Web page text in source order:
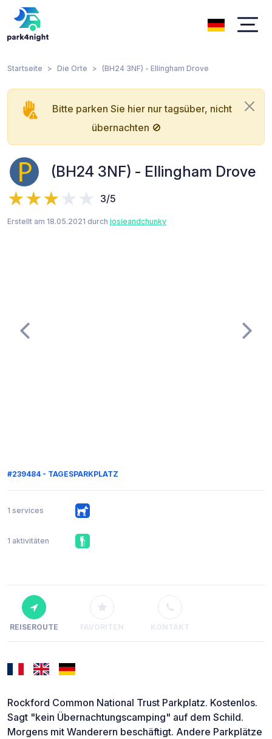
Startseite Die Orte (BH24 3NF) - Ellingham Drove
Bitte parken Sie hier nur tagsüber, nicht
übernachten 🚫
(BH24 3NF) - Ellingham Drove
3/5
Erstellt am 18.05.2021 durch josieandchunky
#239484 - TAGESPARKPLATZ
1 services
1 aktivitäten
REISEROUTE FAVORITEN KONTAKT
Rockford Common National Trust Parkplatz. Kostenlos.
Sagt "kein Übernachtungscamping" auf dem Schild.
Morgens mit Wanderern beschäftigt. Andere Parkplätze